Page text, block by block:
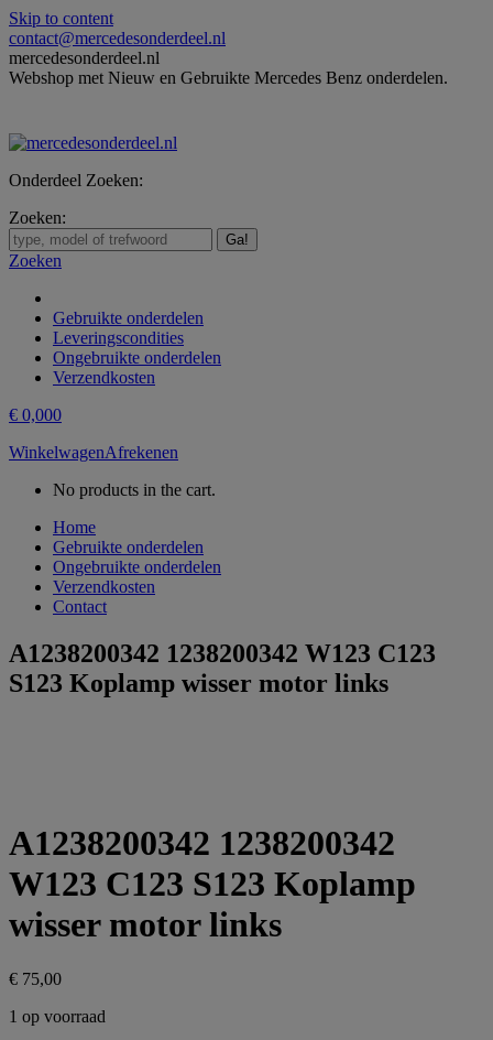
Skip to content
contact@mercedesonderdeel.nl
mercedesonderdeel.nl
Webshop met Nieuw en Gebruikte Mercedes Benz onderdelen.
Onderdeel Zoeken:
Zoeken:
Zoeken
Gebruikte onderdelen
Leveringscondities
Ongebruikte onderdelen
Verzendkosten
€ 0,000
WinkelwagenAfrekenen
No products in the cart.
Home
Gebruikte onderdelen
Ongebruikte onderdelen
Verzendkosten
Contact
A1238200342 1238200342 W123 C123
S123 Koplamp wisser motor links
A1238200342 1238200342
W123 C123 S123 Koplamp
wisser motor links
€ 75,00
1 op voorraad